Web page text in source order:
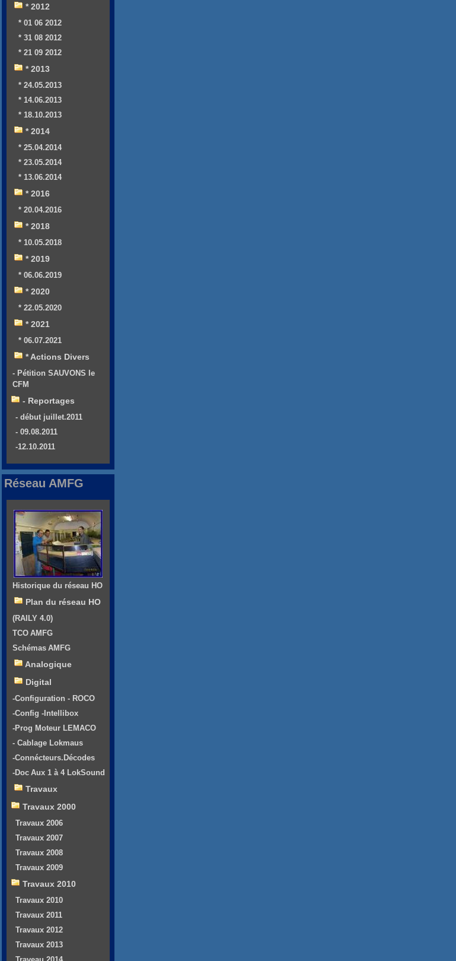
* 2012
* 01 06 2012
* 31 08 2012
* 21 09 2012
* 2013
* 24.05.2013
* 14.06.2013
* 18.10.2013
* 2014
* 25.04.2014
* 23.05.2014
* 13.06.2014
* 2016
* 20.04.2016
* 2018
* 10.05.2018
* 2019
* 06.06.2019
* 2020
* 22.05.2020
* 2021
* 06.07.2021
* Actions Divers
- Pétition SAUVONS le
CFM
- Reportages
- début juillet.2011
- 09.08.2011
-12.10.2011
Réseau AMFG
Historique du réseau HO
Plan du réseau HO
(RAILY 4.0)
TCO AMFG
Schémas AMFG
Analogique
Digital
-Configuration - ROCO
-Config -Intellibox
-Prog Moteur LEMACO
- Cablage Lokmaus
-Connécteurs.Décodes
-Doc Aux 1 à 4 LokSound
Travaux
Travaux 2000
Travaux 2006
Travaux 2007
Travaux 2008
Travaux 2009
Travaux 2010
Travaux 2010
Travaux 2011
Travaux 2012
Travaux 2013